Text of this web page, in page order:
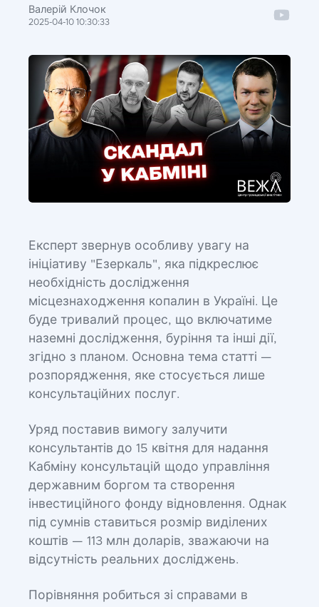
Валерій Клочок
2025-04-10 10:30:33
Експерт звернув особливу увагу на
ініціативу "Езеркаль", яка підкреслює
необхідність дослідження
місцезнаходження копалин в Україні. Це
буде тривалий процес, що включатиме
наземні дослідження, буріння та інші дії,
згідно з планом. Основна тема статті —
розпорядження, яке стосується лише
консультаційних послуг.
Уряд поставив вимогу залучити
консультантів до 15 квітня для надання
Кабміну консультацій щодо управління
державним боргом та створення
інвестиційного фонду відновлення. Однак
під сумнів ставиться розмір виділених
коштів — 113 млн доларів, зважаючи на
відсутність реальних досліджень.
Порівняння робиться зі справами в